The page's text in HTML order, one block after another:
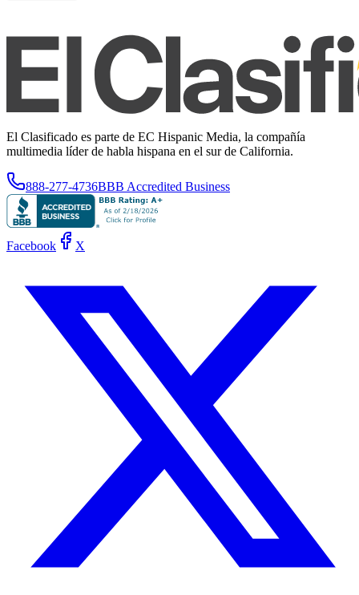
El Clasificado es parte de EC Hispanic Media, la compañía
multimedia líder de habla hispana en el sur de California.
888-277-4736BBB Accredited Business
Facebook X